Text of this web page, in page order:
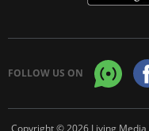
FOLLOW US ON